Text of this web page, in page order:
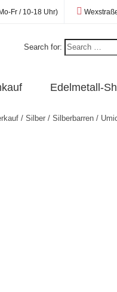
Fr / 10-18 Uhr) Standort:
Search for:
Edelmetall-
/ Silber / Silberbarren /